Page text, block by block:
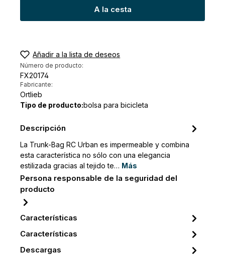
A la cesta
Añadir a la lista de deseos
Número de producto:
FX20174
Fabricante:
Ortlieb
Tipo de producto:bolsa para bicicleta
Descripción
La Trunk-Bag RC Urban es impermeable y combina
esta característica no sólo con una elegancia
estilizada gracias al tejido te… Más
Persona responsable de la seguridad del
producto
Características
Características
Descargas